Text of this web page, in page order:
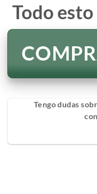
Todo
Tengo dudas